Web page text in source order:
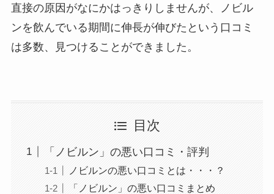
直接の原因がなにかはっきりしませんが、ノビル
ンを飲んでいる期間に伸長が伸びたという口コミ
は多数、見つけることができました。
目次
「ノビルン」の悪い口コミ・評判
ノビルンの悪い口コミとは・・・？
「ノビルン」の悪い口コミまとめ